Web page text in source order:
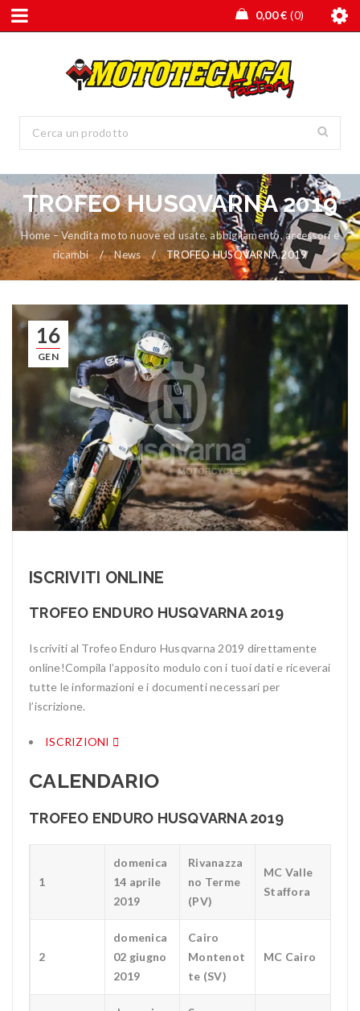
0,00€ 0
TROFEO HUSQVARNA 2019
Home – Vendita moto nuove ed usate, abbigliamento, accessori e
ricambi
/ News / TROFEO HUSQVARNA 2019
16
GEN
ISCRIVITI ONLINE
TROFEO ENDURO HUSQVARNA 2019
Iscriviti al Trofeo Enduro Husqvarna 2019 direttamente
online!Compila l’apposito modulo con i tuoi dati e riceverai
tutte le informazioni e i documenti necessari per
l’iscrizione.
ISCRIZIONI
CALENDARIO
TROFEO ENDURO HUSQVARNA 2019
1
domenica
14 aprile
2019
Rivanazza
no Terme
(PV)
MC Valle
Staffora
2
domenica
02 giugno
2019
Cairo
Montenot
te (SV)
MC Cairo